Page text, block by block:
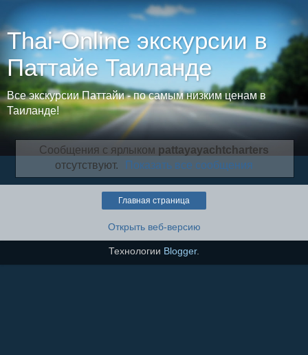
Thai-Online экскурсии в
Паттайе Таиланде
Все экскурсии Паттайи - по самым низким ценам в
Таиланде!
Сообщения с ярлыком pattayayachtcharters
отсутствуют.
Показать все сообщения
Главная страница
Открыть веб-версию
Технологии Blogger.